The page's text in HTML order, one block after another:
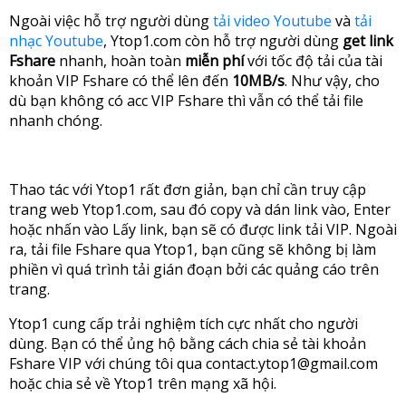
Ngoài việc hỗ trợ người dùngtải video Youtube và tải
nhạc Youtube, Ytop1.com còn hỗ trợ người dùng get link
Fshare nhanh, hoàn toàn miễn phívới tốc độ tải của tài
khoản VIP Fshare có thể lên đến 10MB/s. Như vậy, cho
dù bạn không có acc VIP Fshare thì vẫn có thể tải file
nhanh chóng.
Thao tác với Ytop1 rất đơn giản, bạn chỉ cần truy cập
trang web Ytop1.com, sau đó copy và dán link vào, Enter
hoặc nhấn vào Lấy link, bạn sẽ có được link tải VIP. Ngoài
ra, tải file Fshare qua Ytop1, bạn cũng sẽ không bị làm
phiền vì quá trình tải gián đoạn bởi các quảng cáo trên
trang.
Ytop1 cung cấp trải nghiệm tích cực nhất cho người
dùng. Bạn có thể ủng hộ bằng cách chia sẻ tài khoản
Fshare VIP với chúng tôi qua contact.ytop1@gmail.com
hoặc chia sẻ về Ytop1 trên mạng xã hội.